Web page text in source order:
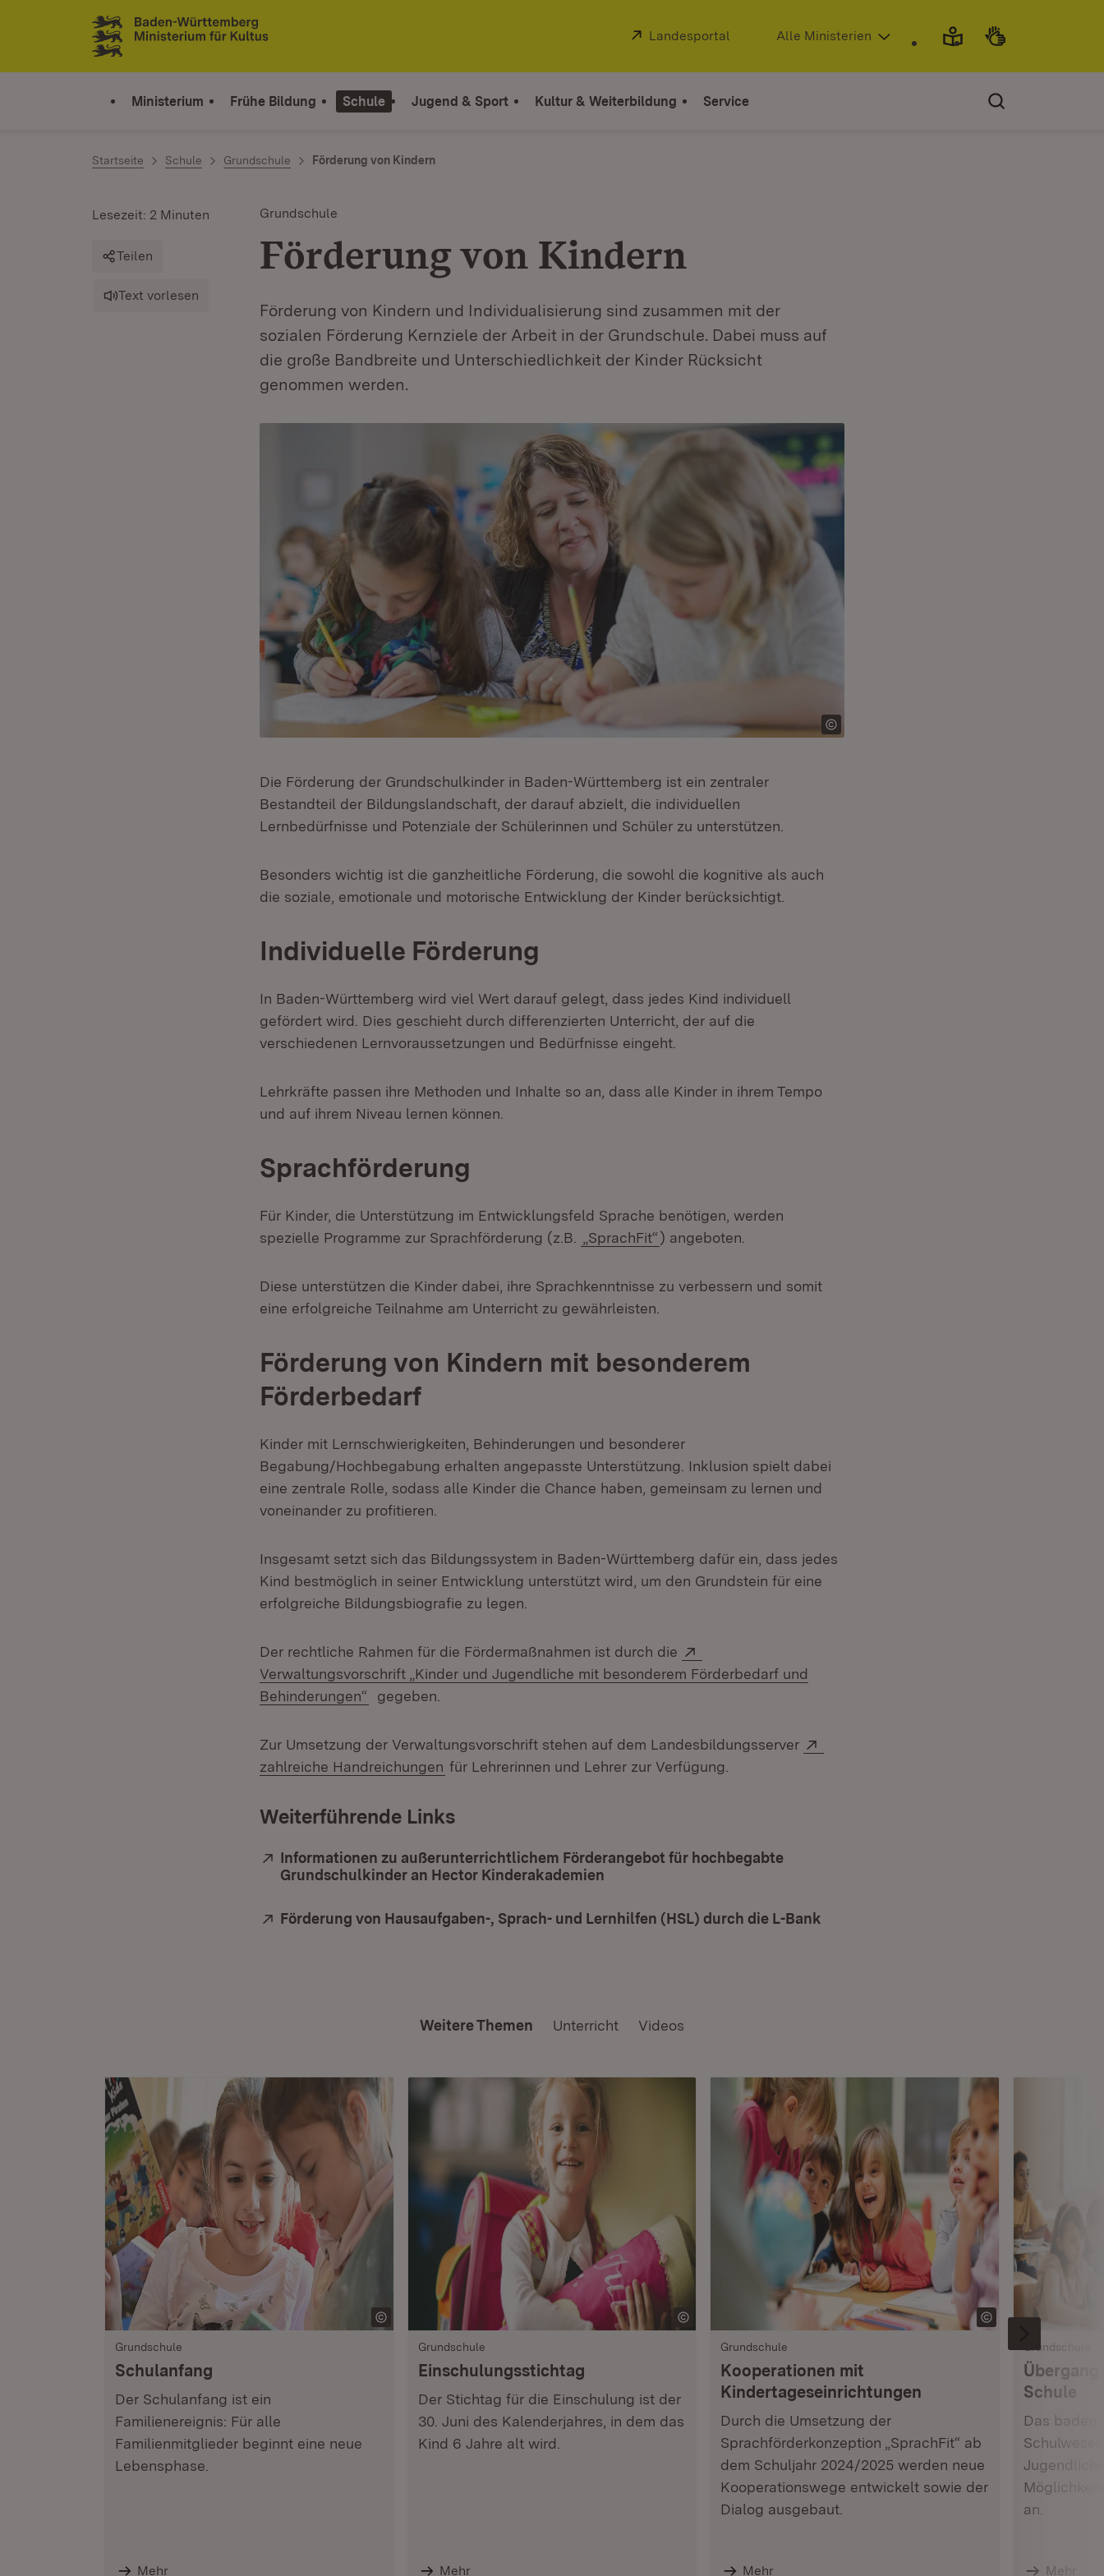
Zum Inhalt springen
Link zur Startseite
Extern:
Landesportal (Öffnet in neuem Fenster)
Alle Ministerien
Ministerium Frühe Bildung Schule Jugend & Sport Kultur & Weiterbildung Service
Startseite Schule Grundschule Förderung von Kindern
Grundschule
Förderung von Kindern
Förderung von Kindern und Individualisierung sind zusammen mit der
sozialen Förderung Kernziele der Arbeit in der Grundschule. Dabei muss auf
die große Bandbreite und Unterschiedlichkeit der Kinder Rücksicht
genommen werden.
Lesezeit: 2 Minuten
Teilen
Text vorlesen
Die Förderung der Grundschulkinder in Baden-Württemberg ist ein zentraler
Bestandteil der Bildungslandschaft, der darauf abzielt, die individuellen
Lernbedürfnisse und Potenziale der Schülerinnen und Schüler zu unterstützen.
Besonders wichtig ist die ganzheitliche Förderung, die sowohl die kognitive als auch
die soziale, emotionale und motorische Entwicklung der Kinder berücksichtigt.
Individuelle Förderung
In Baden-Württemberg wird viel Wert darauf gelegt, dass jedes Kind individuell
gefördert wird. Dies geschieht durch differenzierten Unterricht, der auf die
verschiedenen Lernvoraussetzungen und Bedürfnisse eingeht.
Lehrkräfte passen ihre Methoden und Inhalte so an, dass alle Kinder in ihrem Tempo
und auf ihrem Niveau lernen können.
Sprachförderung
Für Kinder, die Unterstützung im Entwicklungsfeld Sprache benötigen, werden
spezielle Programme zur Sprachförderung (z.B.
„SprachFit“) angeboten.
Diese unterstützen die Kinder dabei, ihre Sprachkenntnisse zu verbessern und somit
eine erfolgreiche Teilnahme am Unterricht zu gewährleisten.
Förderung von Kindern mit besonderem
Förderbedarf
Kinder mit Lernschwierigkeiten, Behinderungen und besonderer
Begabung/Hochbegabung erhalten angepasste Unterstützung. Inklusion spielt dabei
eine zentrale Rolle, sodass alle Kinder die Chance haben, gemeinsam zu lernen und
voneinander zu profitieren.
Insgesamt setzt sich das Bildungssystem in Baden-Württemberg dafür ein, dass jedes
Kind bestmöglich in seiner Entwicklung unterstützt wird, um den Grundstein für eine
erfolgreiche Bildungsbiografie zu legen.
Der rechtliche Rahmen für die Fördermaßnahmen ist durch die
Verwaltungsvorschrift „Kinder und Jugendliche mit besonderem Förderbedarf und
Behinderungen“ (Öffnet in neuem Fenster)
gegeben.
Zur Umsetzung der Verwaltungsvorschrift stehen auf dem Landesbildungsserver
zahlreiche Handreichungen (Öffnet in neuem Fenster)
für Lehrerinnen und Lehrer zur Verfügung.
Weiterführende Links
Extern:
Informationen zu außerunterrichtlichem Förderangebot für hochbegabte
Grundschulkinder an Hector Kinderakademien
Extern:
Förderung von Hausaufgaben-, Sprach- und Lernhilfen (HSL) durch die L-Bank
Weitere Themen Unterricht Videos
Grundschule
Schulanfang
Der Schulanfang ist ein
Familienereignis: Für alle
Familienmitglieder beginnt eine neue
Lebensphase.
Mehr
Grundschule
Einschulungsstichtag
Der Stichtag für die Einschulung ist der
30. Juni des Kalenderjahres, in dem das
Kind 6 Jahre alt wird.
Mehr
Grundschule
Kooperationen mit
Kindertageseinrichtungen
Durch die Umsetzung der
Sprachförderkonzeption „SprachFit“ ab
dem Schuljahr 2024/2025 werden neue
Kooperationswege entwickelt sowie der
Dialog ausgebaut.
Mehr
Grundschule
Schule
Das
an.
Mehr